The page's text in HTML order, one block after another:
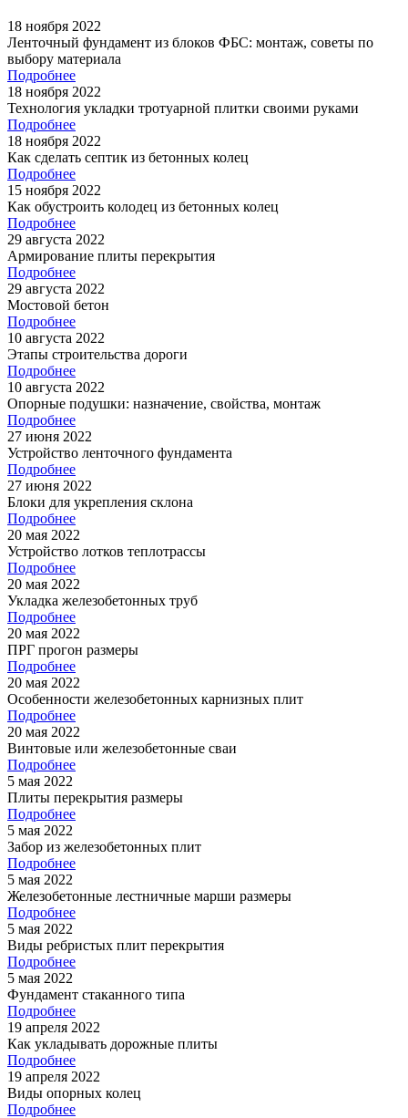
18 ноября 2022
Ленточный фундамент из блоков ФБС: монтаж, советы по
выбору материала
Подробнее
18 ноября 2022
Технология укладки тротуарной плитки своими руками
Подробнее
18 ноября 2022
Как сделать септик из бетонных колец
Подробнее
15 ноября 2022
Как обустроить колодец из бетонных колец
Подробнее
29 августа 2022
Армирование плиты перекрытия
Подробнее
29 августа 2022
Мостовой бетон
Подробнее
10 августа 2022
Этапы строительства дороги
Подробнее
10 августа 2022
Опорные подушки: назначение, свойства, монтаж
Подробнее
27 июня 2022
Устройство ленточного фундамента
Подробнее
27 июня 2022
Блоки для укрепления склона
Подробнее
20 мая 2022
Устройство лотков теплотрассы
Подробнее
20 мая 2022
Укладка железобетонных труб
Подробнее
20 мая 2022
ПРГ прогон размеры
Подробнее
20 мая 2022
Особенности железобетонных карнизных плит
Подробнее
20 мая 2022
Винтовые или железобетонные сваи
Подробнее
5 мая 2022
Плиты перекрытия размеры
Подробнее
5 мая 2022
Забор из железобетонных плит
Подробнее
5 мая 2022
Железобетонные лестничные марши размеры
Подробнее
5 мая 2022
Виды ребристых плит перекрытия
Подробнее
5 мая 2022
Фундамент стаканного типа
Подробнее
19 апреля 2022
Как укладывать дорожные плиты
Подробнее
19 апреля 2022
Виды опорных колец
Подробнее